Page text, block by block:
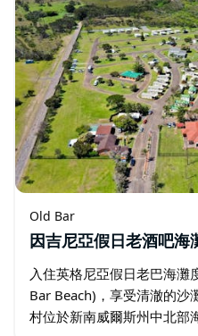
Old Bar
因吉尼亞假日老酒吧海
入住英格尼亞假日老巴海
Bar Beach)，享受清澈的沙
村位於新南威爾斯州中北部